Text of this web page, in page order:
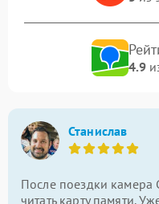
4.9
Станислав
После поездки камера
читать карту памяти.